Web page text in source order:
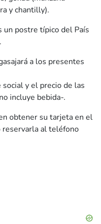
y chantilly).
un postre típico del País
a los presentes
y el precio de las
incluye bebida-.
obtener su tarjeta en el
reservarla al teléfono